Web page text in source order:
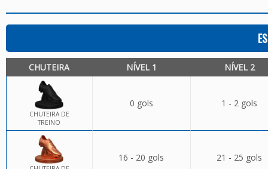
CHUTEIRA NÍVEL 1 NÍVEL 2
CHUTEIRA DE
TREINO
0 gols 1 - 2 gols
16 - 20 gols 21 - 25 gols